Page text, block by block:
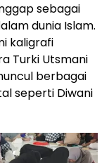
sebagai
dunia Islam.
kaligrafi
Turki Utsmani
berbagai
seperti Diwani